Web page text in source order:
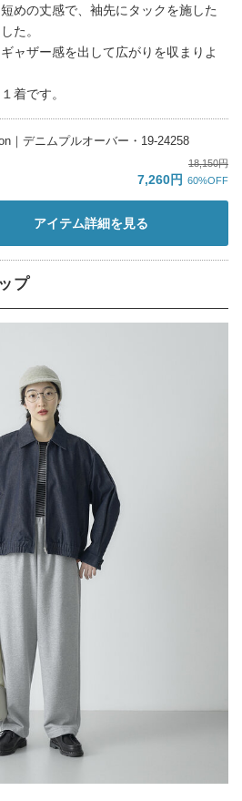
めの丈感で、袖先にタックを施した
た。
ャザー感を出して広がりを収まりよ
着です。
｜デニムプルオーバー・19-24258
18,150円
7,260円 60%OFF
アイテム詳細を見る
プ